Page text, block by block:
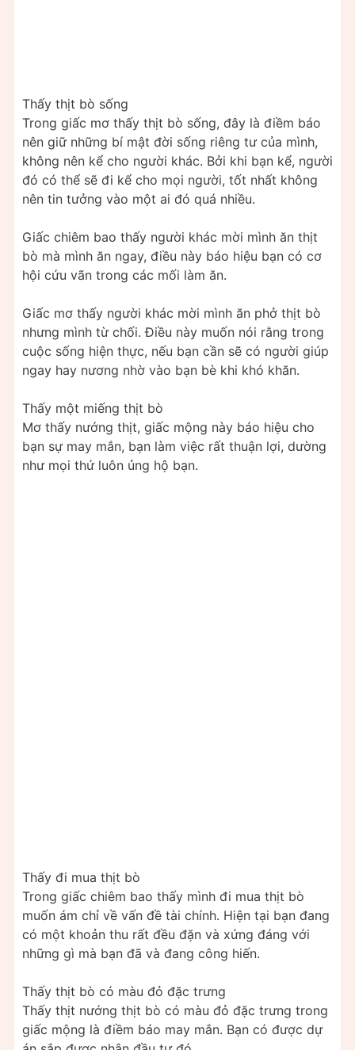
Thấy thịt bò sống
Trong giấc mơ thấy thịt bò sống, đây là điềm báo
nên giữ những bí mật đời sống riêng tư của mình,
không nên kể cho người khác. Bởi khi bạn kể, người
đó có thể sẽ đi kể cho mọi người, tốt nhất không
nên tin tưởng vào một ai đó quá nhiều.
Giấc chiêm bao thấy người khác mời mình ăn thịt
bò mà mình ăn ngay, điều này báo hiệu bạn có cơ
hội cứu vãn trong các mối làm ăn.
Giấc mơ thấy người khác mời mình ăn phở thịt bò
nhưng mình từ chối. Điều này muốn nói rằng trong
cuộc sống hiện thực, nếu bạn cần sẽ có người giúp
ngay hay nương nhờ vào bạn bè khi khó khăn.
Thấy một miếng thịt bò
Mơ thấy nướng thịt, giấc mộng này báo hiệu cho
bạn sự may mắn, bạn làm việc rất thuận lợi, dường
như mọi thứ luôn ủng hộ bạn.
Thấy đi mua thịt bò
Trong giấc chiêm bao thấy mình đi mua thịt bò
muốn ám chỉ về vấn đề tài chính. Hiện tại bạn đang
có một khoản thu rất đều đặn và xứng đáng với
những gì mà bạn đã và đang công hiến.
Thấy thịt bò có màu đỏ đặc trưng
Thấy thịt nướng thịt bò có màu đỏ đặc trưng trong
giấc mộng là điềm báo may mắn. Bạn có được dự